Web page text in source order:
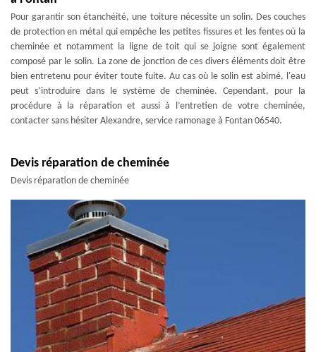
Pour garantir son étanchéité, une toiture nécessite un solin. Des couches
de protection en métal qui empêche les petites fissures et les fentes où la
cheminée et notamment la ligne de toit qui se joigne sont également
composé par le solin. La zone de jonction de ces divers éléments doit être
bien entretenu pour éviter toute fuite. Au cas où le solin est abimé, l'eau
peut s’introduire dans le système de cheminée. Cependant, pour la
procédure à la réparation et aussi à l’entretien de votre cheminée,
contacter sans hésiter Alexandre, service ramonage à Fontan 06540.
Devis réparation de cheminée
Devis réparation de cheminée